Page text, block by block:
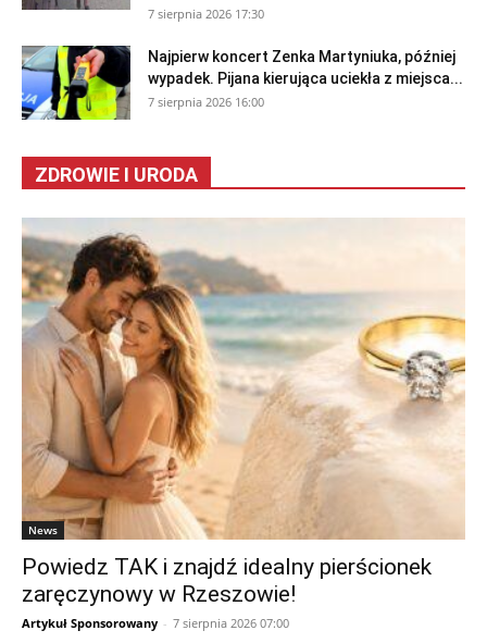
7 sierpnia 2026 17:30
Najpierw koncert Zenka Martyniuka, później
wypadek. Pijana kierująca uciekła z miejsca...
7 sierpnia 2026 16:00
ZDROWIE I URODA
News
Powiedz TAK i znajdź idealny pierścionek
zaręczynowy w Rzeszowie!
Artykuł Sponsorowany - 7 sierpnia 2026 07:00